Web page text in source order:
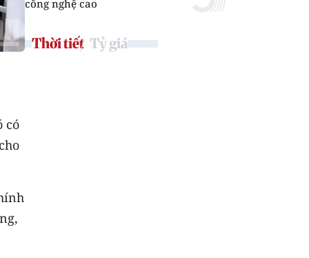
có
công nghệ cao
Thời tiết Tỷ giá